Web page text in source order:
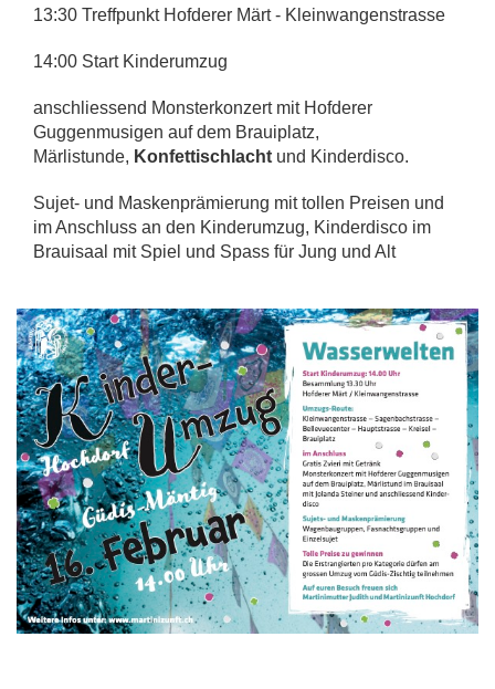
13:30 Treffpunkt Hofderer Märt - Kleinwangenstrasse
14:00 Start Kinderumzug
anschliessend Monsterkonzert mit Hofderer
Guggenmusigen auf dem Brauiplatz,
Märlistunde, Konfettischlacht und Kinderdisco.
Sujet- und Maskenprämierung mit tollen Preisen und
im Anschluss an den Kinderumzug, Kinderdisco im
Brauisaal mit Spiel und Spass für Jung und Alt